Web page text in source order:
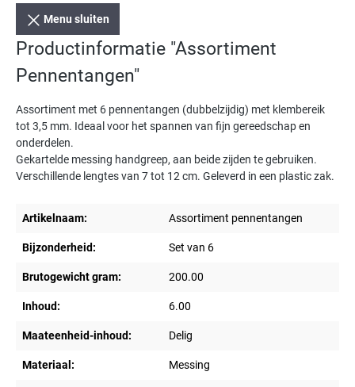
Menu sluiten
Productinformatie "Assortiment
Pennentangen"
Assortiment met 6 pennentangen (dubbelzijdig) met klembereik
tot 3,5 mm. Ideaal voor het spannen van fijn gereedschap en
onderdelen.
Gekartelde messing handgreep, aan beide zijden te gebruiken.
Verschillende lengtes van 7 tot 12 cm. Geleverd in een plastic zak.
Artikelnaam: Assortiment pennentangen
Bijzonderheid: Set van 6
Brutogewicht gram: 200.00
Inhoud: 6.00
Maateenheid-inhoud: Delig
Materiaal: Messing